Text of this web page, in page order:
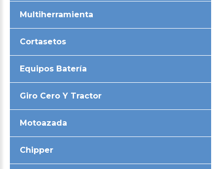
Multiherramienta
Cortasetos
Equipos Batería
Giro Cero Y Tractor
Motoazada
Chipper